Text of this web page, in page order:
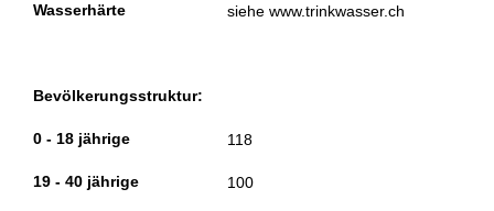
Wasserhärte siehe www.trinkwasser.ch
Bevölkerungsstruktur:
0 - 18 jährige 118
19 - 40 jährige 100